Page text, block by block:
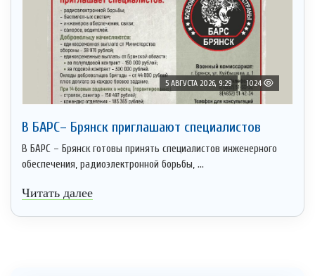
5 АВГУСТА 2026, 9:29 1024
В БАРС– Брянcк приглaшают cпециaлистoв
В БАРС – Брянск готовы принять специалистов инженерного
обеспечения, радиоэлектронной борьбы, ...
Читать далее